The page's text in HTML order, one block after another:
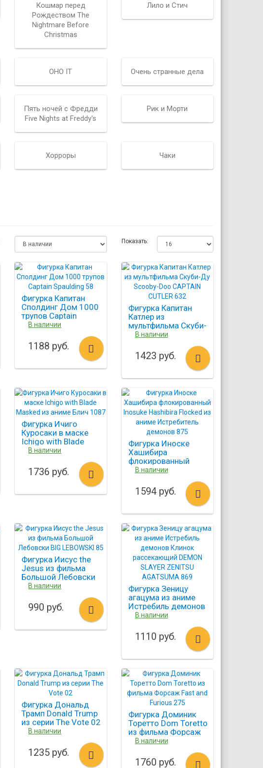
Кошмар перед
Рождеством The
Nightmare Before
Christmas
Лило и Стич
ОНО IT Очень странные дела
Пять ночей с Фредди
Five Nights at Freddy's
Рик и Морти
Хорроры Чаки
Показать:
Фигурка Капитан
Сполдинг Дом 1000
трупов Captain
Spaulding 58
В наличии
1188 руб.
Фигурка Капитан
Катлер из
мультфильма Скуби-
Ду Scooby-Doo
В наличии
1423 руб.
Фигурка Ичиго
Куросаки в маске
Ichigo with Blade
Masked из аниме
В наличии
1736 руб.
Фигурка Иноске
Хашибира
флокированный
Inosuke Hashibira
Истребитель
демонов 875
В наличии
1594 руб.
Фигурка Иисус the
Jesus из фильма
Большой Лебовски
BIG LEBOWSKI 85
В наличии
990 руб.
Фигурка Зеницу
агацума из аниме
Истребиль демонов
Клинок рассекающий
ZENITSU AGATSUMA
869
В наличии
1110 руб.
Фигурка Дональд
Трамп Donald Trump
из серии The Vote 02
В наличии
1235 руб.
Фигурка Доминик
Торетто Dom Toretto
из фильма Форсаж
Fast and Furious 275
В наличии
1760 руб.